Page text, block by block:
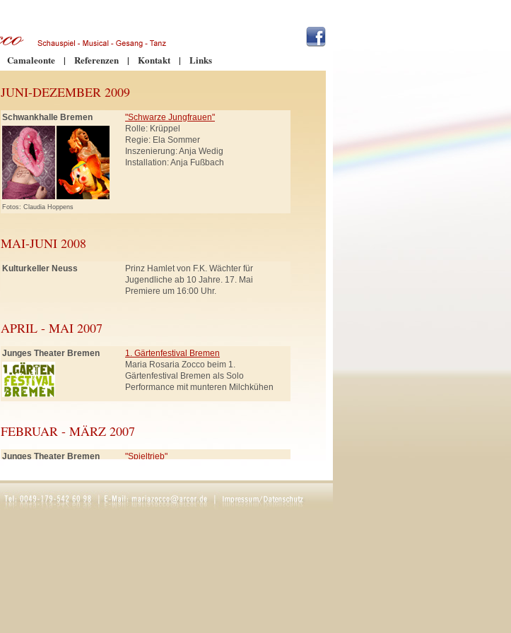
Camaleonte | Referenzen | Kontakt | Links
JUNI-DEZEMBER 2009
Schwankhalle Bremen
Fotos: Claudia Hoppens
"Schwarze Jungfrauen"
Rolle: Krüppel
Regie: Ela Sommer
Inszenierung: Anja Wedig
Installation: Anja Fußbach
MAI-JUNI 2008
Kulturkeller Neuss
Prinz Hamlet von F.K. Wächter für
Jugendliche ab 10 Jahre. 17. Mai
Premiere um 16:00 Uhr.
APRIL - MAI 2007
Junges Theater Bremen
1. Gärtenfestival Bremen
Maria Rosaria Zocco beim 1.
Gärtenfestival Bremen als Solo
Performance mit munteren Milchkühen
FEBRUAR - MÄRZ 2007
Junges Theater Bremen
"Spieltrieb"
Schneewittchen, Regie: Carsten Werner